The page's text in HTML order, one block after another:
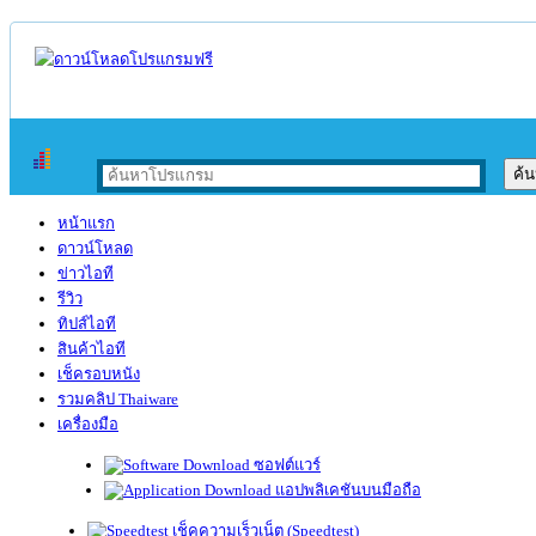
หน้าแรก
ดาวน์โหลด
ข่าวไอที
รีวิว
ทิปส์ไอที
สินค้าไอที
เช็ครอบหนัง
รวมคลิป Thaiware
เครื่องมือ
ซอฟต์แวร์
แอปพลิเคชันบนมือถือ
เช็คความเร็วเน็ต (Speedtest)